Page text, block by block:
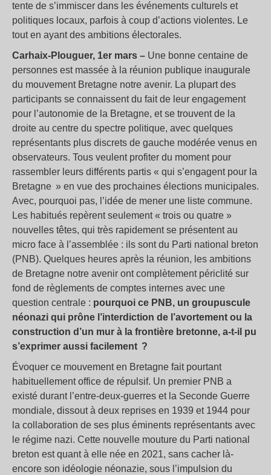
tente de s’immiscer dans les événements culturels et
politiques locaux, parfois à coup d’actions violentes. Le
tout en ayant des ambitions électorales.
Carhaix-Plouguer, 1er mars – Une bonne centaine de
personnes est massée à la réunion publique inaugurale
du mouvement Bretagne notre avenir. La plupart des
participants se connaissent du fait de leur engagement
pour l’autonomie de la Bretagne, et se trouvent de la
droite au centre du spectre politique, avec quelques
représentants plus discrets de gauche modérée venus en
observateurs. Tous veulent profiter du moment pour
rassembler leurs différents partis « qui s’engagent pour la
Bretagne » en vue des prochaines élections municipales.
Avec, pourquoi pas, l’idée de mener une liste commune.
Les habitués repèrent seulement « trois ou quatre »
nouvelles têtes, qui très rapidement se présentent au
micro face à l’assemblée : ils sont du Parti national breton
(PNB). Quelques heures après la réunion, les ambitions
de Bretagne notre avenir ont complètement périclité sur
fond de règlements de comptes internes avec une
question centrale : pourquoi ce PNB, un groupuscule
néonazi qui prône l’interdiction de l’avortement ou la
construction d’un mur à la frontière bretonne, a-t-il pu
s’exprimer aussi facilement ?
Évoquer ce mouvement en Bretagne fait pourtant
habituellement office de répulsif. Un premier PNB a
existé durant l’entre-deux-guerres et la Seconde Guerre
mondiale, dissout à deux reprises en 1939 et 1944 pour
la collaboration de ses plus éminents représentants avec
le régime nazi. Cette nouvelle mouture du Parti national
breton est quant à elle née en 2021, sans cacher là-
encore son idéologie néonazie, sous l’impulsion du